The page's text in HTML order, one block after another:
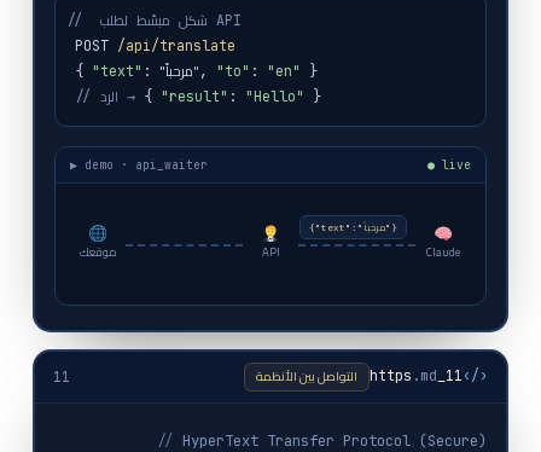
// شكل مبسّط لطلب API
POST /api/translate
{
"text" : "مرحباً", "to" : "en"
}
// الرد → { "result" : "Hello" }
▶ demo · api_waiter ● live
موقعك API
{"text":"مرحباً"}
Claude
‹/›
11_https
.md التواصل بين الأنظمة 11
// HyperText Transfer Protocol (Secure)